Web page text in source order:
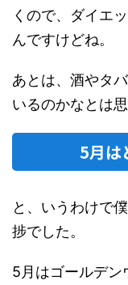
くので、ダイエ
んですけどね。
あとは、酒やタ
いるのかなとは思
5月は
と、いうわけで
捗でした。
5月はゴールデン